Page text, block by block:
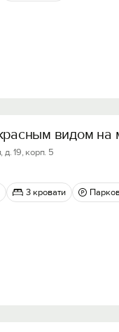
видом на
д. 19, корп. 5
3 кровати